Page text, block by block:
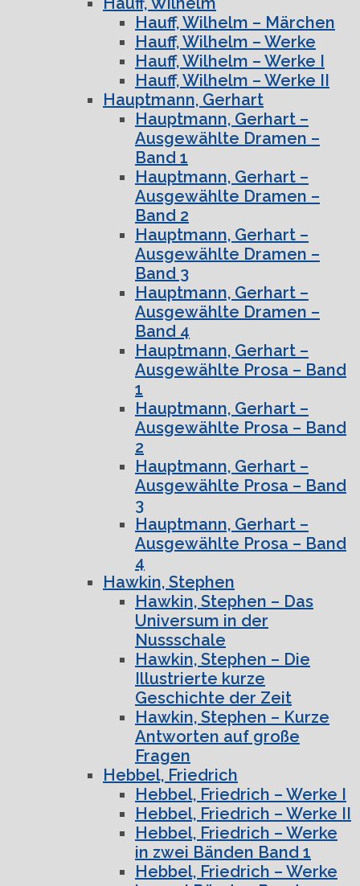
Hauff, Wilhelm – Märchen
Hauff, Wilhelm – Werke
Hauff, Wilhelm – Werke I
Hauff, Wilhelm – Werke II
Hauptmann, Gerhart
Hauptmann, Gerhart –
Ausgewählte Dramen –
Band 1
Hauptmann, Gerhart –
Ausgewählte Dramen –
Band 2
Hauptmann, Gerhart –
Ausgewählte Dramen –
Band 3
Hauptmann, Gerhart –
Ausgewählte Dramen –
Band 4
Hauptmann, Gerhart –
Ausgewählte Prosa – Band
1
Hauptmann, Gerhart –
Ausgewählte Prosa – Band
2
Hauptmann, Gerhart –
Ausgewählte Prosa – Band
3
Hauptmann, Gerhart –
Ausgewählte Prosa – Band
4
Hawkin, Stephen
Hawkin, Stephen – Das
Universum in der
Nussschale
Hawkin, Stephen – Die
Illustrierte kurze
Geschichte der Zeit
Hawkin, Stephen – Kurze
Antworten auf große
Fragen
Hebbel, Friedrich
Hebbel, Friedrich – Werke I
Hebbel, Friedrich – Werke II
Hebbel, Friedrich – Werke
in zwei Bänden Band 1
Hebbel, Friedrich – Werke